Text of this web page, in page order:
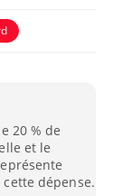
20 % de
et le
dépense.